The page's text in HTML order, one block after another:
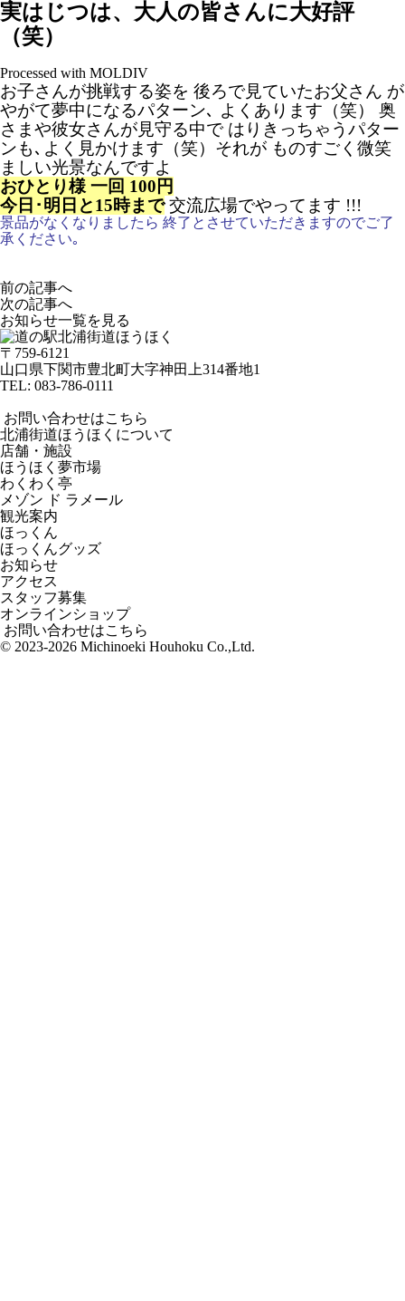
実はじつは、大人の皆さんに大好評
（笑）
Processed with MOLDIV
お子さんが挑戦する姿を 後ろで見ていたお父さん が
やがて夢中になるパターン､ よくあります（笑）
奥
さまや彼女さんが見守る中で はりきっちゃうパター
ンも､よく見かけます（笑） それが ものすごく微笑
ましい光景なんですよ
おひとり様 一回 100円
今日･明日と15時まで交流広場でやってます !!!
景品がなくなりましたら 終了とさせていただきますのでご了
承ください｡
前の記事へ
次の記事へ
お知らせ一覧を見る
〒759-6121
山口県下関市豊北町大字神田上314番地1
TEL: 083-786-0111
お問い合わせはこちら
北浦街道ほうほくについて
店舗・施設
ほうほく夢市場
わくわく亭
メゾン ド ラメール
観光案内
ほっくん
ほっくんグッズ
お知らせ
アクセス
スタッフ募集
オンラインショップ
お問い合わせはこちら
© 2023-2026 Michinoeki Houhoku Co.,Ltd.